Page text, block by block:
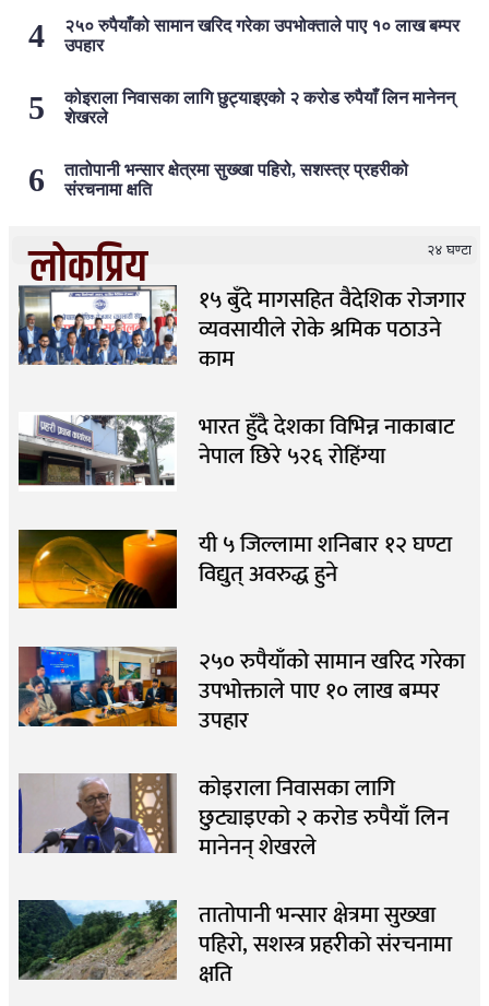
२५० रुपैयाँको सामान खरिद गरेका उपभोक्ताले पाए १० लाख बम्पर
उपहार
कोइराला निवासका लागि छुट्याइएको २ करोड रुपैयाँ लिन मानेनन्
शेखरले
तातोपानी भन्सार क्षेत्रमा सुख्खा पहिरो, सशस्त्र प्रहरीको
संरचनामा क्षति
लोकप्रिय २४ घण्टा
१५ बुँदे मागसहित वैदेशिक रोजगार
व्यवसायीले रोके श्रमिक पठाउने
काम
भारत हुँदै देशका विभिन्न नाकाबाट
नेपाल छिरे ५२६ रोहिंग्या
यी ५ जिल्लामा शनिबार १२ घण्टा
विद्युत् अवरुद्ध हुने
२५० रुपैयाँको सामान खरिद गरेका
उपभोक्ताले पाए १० लाख बम्पर
उपहार
कोइराला निवासका लागि
छुट्याइएको २ करोड रुपैयाँ लिन
मानेनन् शेखरले
तातोपानी भन्सार क्षेत्रमा सुख्खा
पहिरो, सशस्त्र प्रहरीको संरचनामा
क्षति